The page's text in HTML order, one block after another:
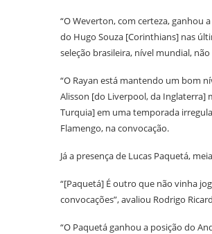
“O Weverton, com certeza, ganhou
do Hugo Souza [Corinthians] nas
seleção brasileira, nível mundial,
“O Rayan está mantendo um bom
Alisson [do Liverpool, da Inglaterra]
Turquia] em uma temporada
Flamengo, na convocação.
Já a presença de Lucas Paquetá,
“[Paquetá] É outro que não vinha
convocações”, avaliou Rodrigo
“O Paquetá ganhou a posição do